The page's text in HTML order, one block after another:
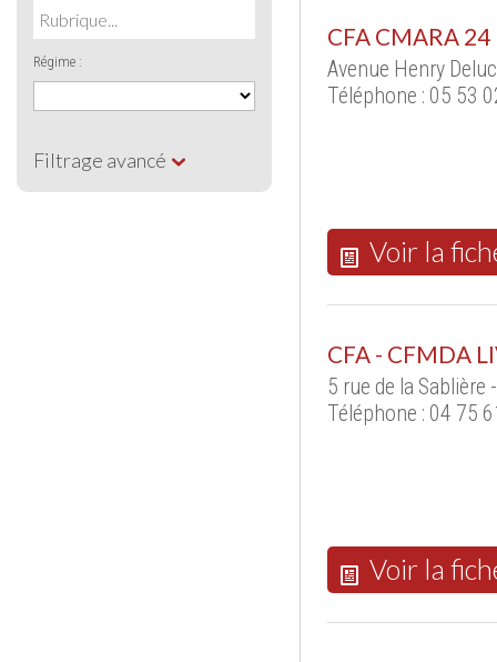
Régime :
Filtrage avancé
CFA CMARA 24
Avenue Henry
Téléphone : 05 53
Voir la
CFA - CFMDA
5 rue de la Sablière
Téléphone : 04 75
Voir la